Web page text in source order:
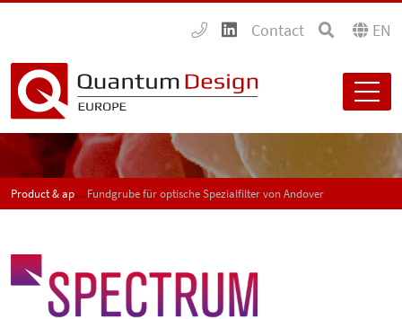
Contact EN
Product & application news - SPECTRUMFundgrube für optische Spezialfilter von Andover